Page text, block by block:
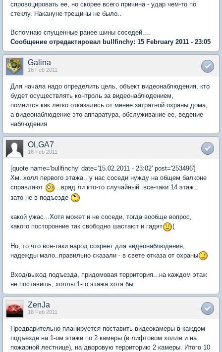
спровоцировать ее, но скорее всего причина - удар чем-то по
стеклу. Накануне трещины не было..
Вспомнаю спущенные ранее шины соседей....
Сообщение отредактировал bullfinchy: 15 February 2011 - 23:05
Galina
16 Feb 2011
Для начала надо определить цель, объект видеонаблюдения, кто
будет осуществлять контроль за видеонаблюдением,
помнится как легко отказались от менее затратной охраны дома,
а видеонаблюдение это аппаратура, обслуживание ее, ведение
наблюдения
OLGA7
16 Feb 2011
[quote name='bullfinchy' date='15.02.2011 - 23:02' post='253496']
Хм..холл первого этажа.. у нас соседи нужду на общем балконе
справляют
..вряд ли кто-то случайный..все-таки 14 этаж..
зато не в подъезде
какой ужас...Хотя может и не соседи, тогда вообще вопрос,
какого посторонние так свободно шастают и гадят
(
Но, то что все-таки народ созреет для видеонаблюдения,
надежды мало..правильно сказали - в свете отказа от охраны
Вход/выход подъезда, придомовая территория...на каждом этаж
не поставишь, холлы 1-го этажа хотя бы
ZenJa
18 Feb 2011
Предварительно планируется поставить видеокамеры в каждом
подъезде на 1-ом этаже по 2 камеры (в лифтовом холле и на
пожарной лестнице), на дворовую территорию 2 камеры. Итого 10